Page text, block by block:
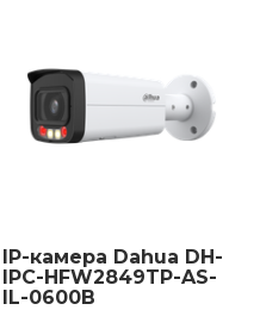
IP-камера Dahua DH-
IPC-HFW2849TP-AS-
IL-0600B